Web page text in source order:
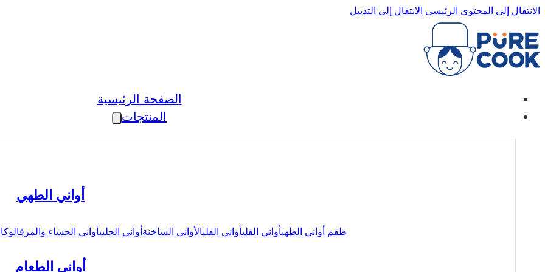
الانتقال إلى المحتوى الرئيسي الانتقال إلى التذييل
الصفحة الرئيسية
المنتجات
أواني الطهي
طقم أواني الطهيأواني القليأواني القليالأواني الساخنة أواني الحليبأواني الحساء والمرق
أواني الطعام